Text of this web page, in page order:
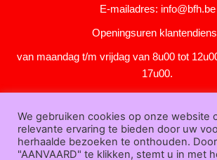
E-mailadres: info@bfh.be
Openingsuren
van maandag t/m vrijdag van 8u00 tot
17u00.
KLANTENSERVICE
Over
ons|Bedrijfsgegevens|F.A.Q.|
We gebruiken cookies op onze website
relevante ervaring te bieden door uw
herhaalde bezoeken te onthouden.
"AANVAARD" te klikken, stemt u in met